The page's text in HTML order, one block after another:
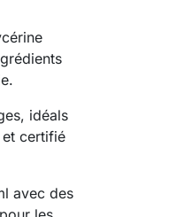
idéals
et certifié
avec des